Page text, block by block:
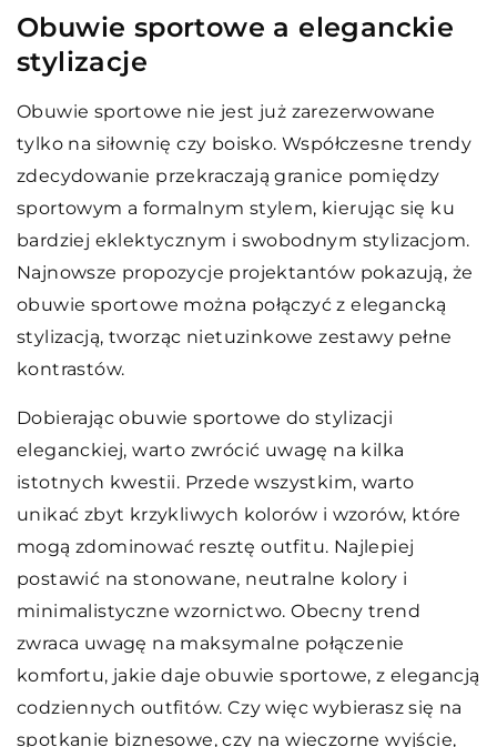
Obuwie sportowe a eleganckie
stylizacje
Obuwie sportowe nie jest już zarezerwowane
tylko na siłownię czy boisko. Współczesne trendy
zdecydowanie przekraczają granice pomiędzy
sportowym a formalnym stylem, kierując się ku
bardziej eklektycznym i swobodnym stylizacjom.
Najnowsze propozycje projektantów pokazują, że
obuwie sportowe można połączyć z elegancką
stylizacją, tworząc nietuzinkowe zestawy pełne
kontrastów.
Dobierając obuwie sportowe do stylizacji
eleganckiej, warto zwrócić uwagę na kilka
istotnych kwestii. Przede wszystkim, warto
unikać zbyt krzykliwych kolorów i wzorów, które
mogą zdominować resztę outfitu. Najlepiej
postawić na stonowane, neutralne kolory i
minimalistyczne wzornictwo. Obecny trend
zwraca uwagę na maksymalne połączenie
komfortu, jakie daje obuwie sportowe, z elegancją
codziennych outfitów. Czy więc wybierasz się na
spotkanie biznesowe, czy na wieczorne wyjście,